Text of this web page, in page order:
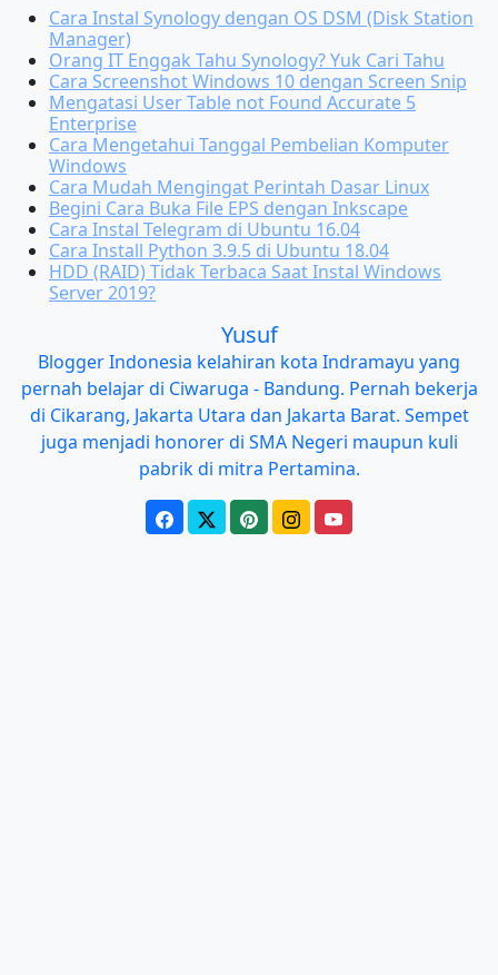
Cara Instal Synology dengan OS DSM (Disk Station
Manager)
Orang IT Enggak Tahu Synology? Yuk Cari Tahu
Cara Screenshot Windows 10 dengan Screen Snip
Mengatasi User Table not Found Accurate 5
Enterprise
Cara Mengetahui Tanggal Pembelian Komputer
Windows
Cara Mudah Mengingat Perintah Dasar Linux
Begini Cara Buka File EPS dengan Inkscape
Cara Instal Telegram di Ubuntu 16.04
Cara Install Python 3.9.5 di Ubuntu 18.04
HDD (RAID) Tidak Terbaca Saat Instal Windows
Server 2019?
Yusuf
Blogger Indonesia kelahiran kota Indramayu yang
pernah belajar di Ciwaruga - Bandung. Pernah bekerja
di Cikarang, Jakarta Utara dan Jakarta Barat. Sempet
juga menjadi honorer di SMA Negeri maupun kuli
pabrik di mitra Pertamina.